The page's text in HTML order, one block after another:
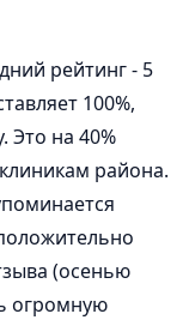
рейтинг - 5
100%,
Это на 40%
района.
(осенью
огромную